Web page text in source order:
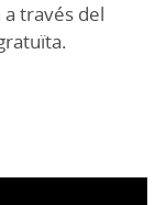
través del